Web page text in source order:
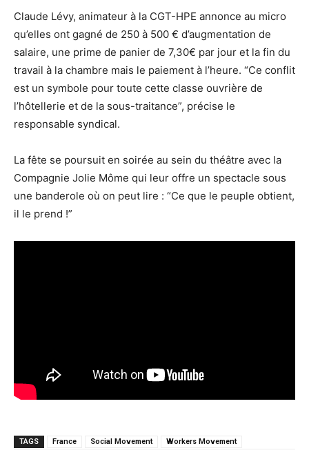
Claude Lévy, animateur à la CGT-HPE annonce au micro
qu’elles ont gagné de 250 à 500 € d’augmentation de
salaire, une prime de panier de 7,30€ par jour et la fin du
travail à la chambre mais le paiement à l’heure. “Ce conflit
est un symbole pour toute cette classe ouvrière de
l’hôtellerie et de la sous-traitance”, précise le
responsable syndical.
La fête se poursuit en soirée au sein du théâtre avec la
Compagnie Jolie Môme qui leur offre un spectacle sous
une banderole où on peut lire : “Ce que le peuple obtient,
il le prend !”
TAGS France Social Movement Workers Movement